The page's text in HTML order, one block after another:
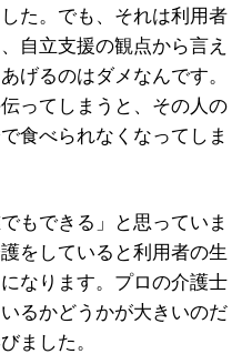
た。でも、それは利用者
自立支援の観点から言え
げるのはダメなんです。
ってしまうと、その人の
食べられなくなってしま
もできる」と思っていま
をしていると利用者の生
なります。プロの介護士
るかどうかが大きいのだ
ました。